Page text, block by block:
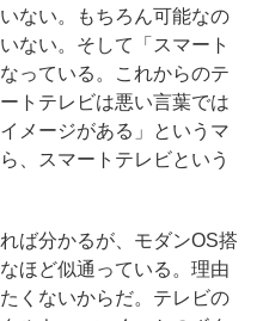
ない。もちろん可能なの
ない。そして「スマート
っている。これからのテ
トテレビは悪い言葉では
メージがある」というマ
、スマートテレビという
ば分かるが、モダンOS搭
ほど似通っている。理由
くないからだ。テレビの